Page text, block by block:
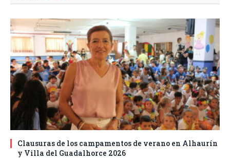
Clausuras de los campamentos de verano en Alhaurín
y Villa del Guadalhorce 2026